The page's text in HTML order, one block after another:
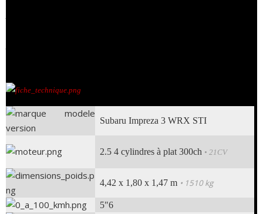
Subaru Impreza 3 WRX STI
2.5 4 cylindres à plat 300ch • 21CV
4,42 x 1,80 x 1,47 m • 1510 kg
5"6